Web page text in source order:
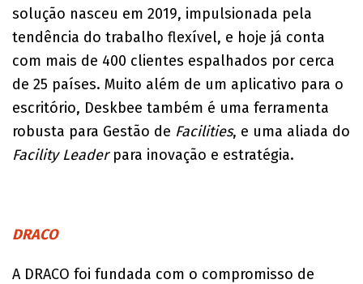
solução nasceu em 2019, impulsionada pela
tendência do trabalho flexível, e hoje já conta
com mais de 400 clientes espalhados por cerca
de 25 países. Muito além de um aplicativo para o
escritório, Deskbee também é uma ferramenta
robusta para Gestão de Facilities, e uma aliada do
Facility Leader para inovação e estratégia.
DRACO
A DRACO foi fundada com o compromisso de